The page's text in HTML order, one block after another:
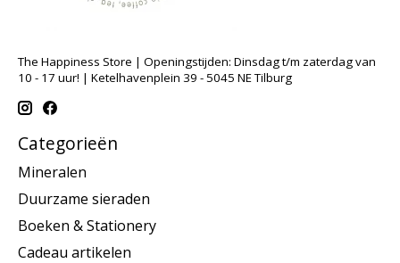
The Happiness Store | Openingstijden: Dinsdag t/m zaterdag van
10 - 17 uur! | Ketelhavenplein 39 - 5045 NE Tilburg
Categorieën
Mineralen
Duurzame sieraden
Boeken & Stationery
Cadeau artikelen